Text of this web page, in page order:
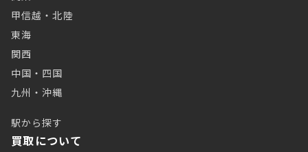
甲信越・北陸
東海
関西
中国・四国
九州・沖縄
駅から探す
買取について